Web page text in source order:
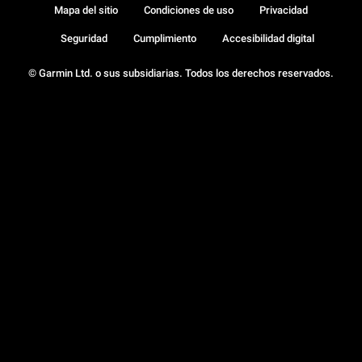
© Garmin Ltd. o sus subsidiarias. Todos los derechos reservados.
Mapa del sitio Condiciones de uso Privacidad
Seguridad Cumplimiento Accesibilidad digital